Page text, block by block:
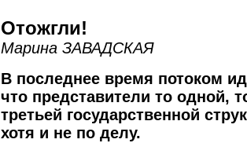
Отожгли!
Марина ЗАВАДСКАЯ
В последнее время потоком
что представители то одной,
третьей государственной
хотя и не по делу.